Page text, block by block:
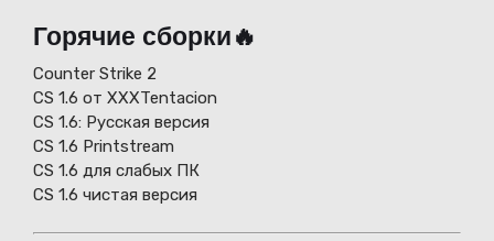
Горячие сборки🔥
Counter Strike 2
CS 1.6 от XXXTentacion
СS 1.6: Русская версия
CS 1.6 Printstream
CS 1.6 для слабых ПК
CS 1.6 чистая версия